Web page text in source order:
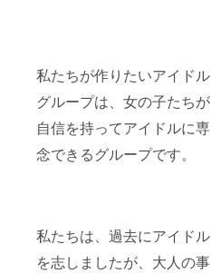
私たちが作りたいアイドル
グループは、女の子たちが
自信を持ってアイドルに専
念できるグループです。
私たちは、過去にアイドル
を志しましたが、大人の事